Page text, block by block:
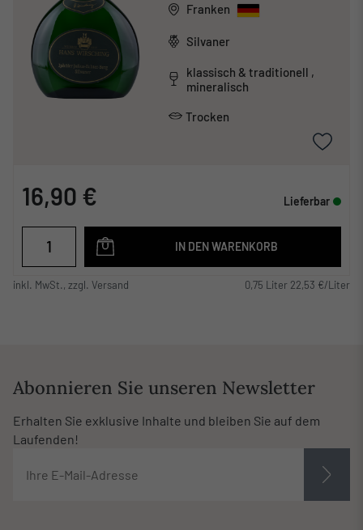
Franken
Silvaner
klassisch & traditionell ,
mineralisch
Trocken
16,90 € Lieferbar
IN DEN WARENKORB
inkl. MwSt., zzgl. Versand 0,75 Liter 22,53 €/Liter
Abonnieren Sie unseren Newsletter
Erhalten Sie exklusive Inhalte und bleiben Sie auf dem
Laufenden!